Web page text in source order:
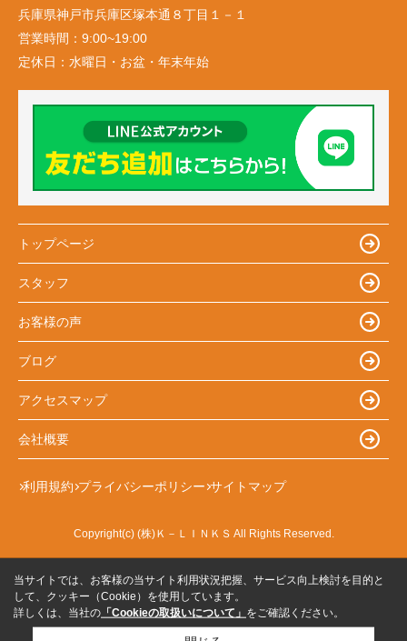
兵庫県神戸市兵庫区塚本通８丁目１－１
営業時間： 9:00~19:00
定休日： 水曜日・お盆・年末年始
トップページ
スタッフ
お客様の声
ブログ
アクセスマップ
会社概要
利用規約 プライバシーポリシー サイトマップ
Copyright(c) (株)Ｋ－ＬＩＮＫＳ All Rights Reserved.
当サイトでは、お客様の当サイト利用状況把握、サービス向上検討を目的と
して、クッキー（Cookie）を使用しています。
詳しくは、当社の 「Cookieの取扱いについて」 をご確認ください。